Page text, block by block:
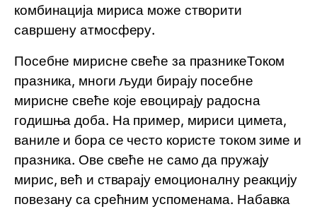
комбинација мириса може створити
савршену атмосферу.
Посебне мирисне свеће за празникеТоком
празника, многи људи бирају посебне
мирисне свеће које евоцирају радосна
годишња доба. На пример, мириси цимета,
ваниле и бора се често користе током зиме и
празника. Ове свеће не само да пружају
мирис, већ и стварају емоционалну реакцију
повезану са срећним успоменама. Набавка